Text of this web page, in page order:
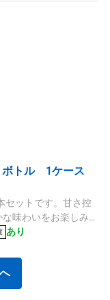
トル 1ケース
セットです。甘さ控
味わいをお楽しみい
あり